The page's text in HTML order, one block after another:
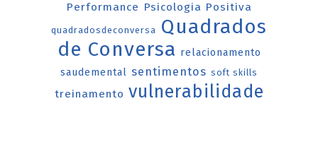
Performance Psicologia Positiva
quadradosdeconversa Quadrados
de Conversa relacionamento
saudemental sentimentos soft skills
treinamento vulnerabilidade